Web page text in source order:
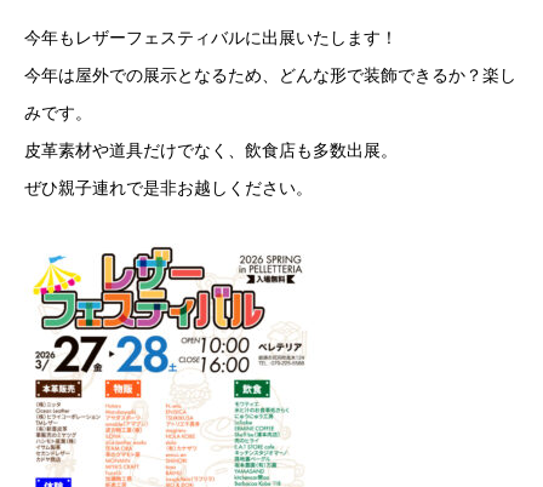
今年もレザーフェスティバルに出展いたします！
今年は屋外での展示となるため、どんな形で装飾できるか？楽し
みです。
皮革素材や道具だけでなく、飲食店も多数出展。
ぜひ親子連れで是非お越しください。